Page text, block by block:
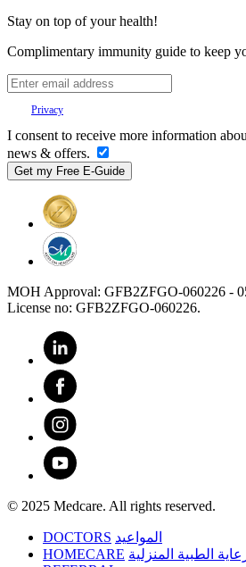
Stay on top of your health!
Complimentary immunity guide to keep
Privacy
I consent to receive more information
news & offers.
MOH Approval: GFB2ZFGO-060226 -
License no: GFB2ZFGO-060226.
© 2025 Medcare. All rights reserved.
DOCTORS المواعيد
HOMECARE الطبية المنزلية